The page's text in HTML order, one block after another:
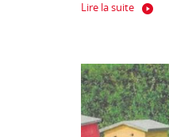
Lire la suite